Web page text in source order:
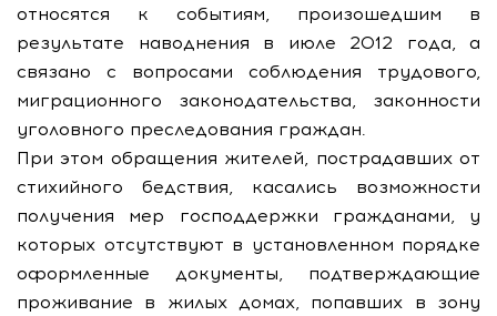
относятся к событиям, произошедшим в
результате наводнения в июле 2012 года, а
связано с вопросами соблюдения трудового,
миграционного законодательства, законности
уголовного преследования граждан.
При этом обращения жителей, пострадавших от
стихийного бедствия, касались возможности
получения мер господдержки гражданами, у
которых отсутствуют в установленном порядке
оформленные документы, подтверждающие
проживание в жилых домах, попавших в зону